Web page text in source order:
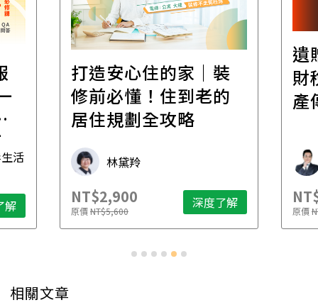
活
解
打造安心住的家｜裝
修前必懂！住到老的
居住規劃全攻略
林黛羚
NT$2,900
原價NT$5,600 深度了解
遺
財
產
原價
相關文章